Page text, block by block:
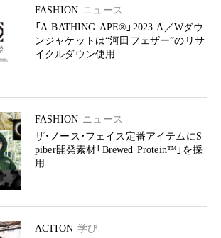
FASHION ニュース
「A BATHING APE®︎」2023 A／Wダウ
ンジャケットは“河田フェザー”のリサ
イクルダウン使用
FASHION ニュース
ザ・ノース・フェイス定番アイテムにS
piber開発素材「Brewed Protein™」を採
用
ACTION 学び